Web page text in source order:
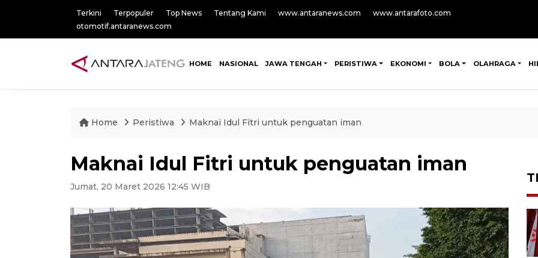
Terkini Terpopuler Top News Tentang Kami www.antaranews.com
www.antarafoto.com
otomotif.antaranews.com
HOME NASIONAL JAWA TENGAH PERISTIWA EKONOMI BOLA OLAHRAGA
Home Peristiwa Maknai Idul Fitri untuk penguatan iman
Maknai Idul Fitri untuk penguatan iman
Jumat, 20 Maret 2026 12:45 WIB